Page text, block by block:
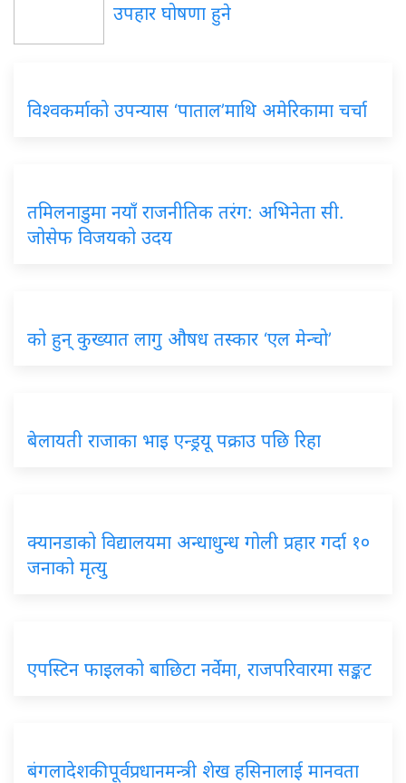
उपहार घोषणा हुने
विश्वकर्माको उपन्यास ‘पाताल’माथि अमेरिकामा चर्चा
तमिलनाडुमा नयाँ राजनीतिक तरंग: अभिनेता सी.
जोसेफ विजयको उदय
को हुन् कुख्यात लागु औषध तस्कार ‘एल मेन्चो’
बेलायती राजाका भाइ एन्ड्रयू पक्राउ पछि रिहा
क्यानडाको विद्यालयमा अन्धाधुन्ध गोली प्रहार गर्दा १०
जनाको मृत्यु
एपस्टिन फाइलको बाछिटा नर्वेमा, राजपरिवारमा सङ्कट
बंगलादेशकी पूर्वप्रधानमन्त्री शेख हसिनालाई मानवता